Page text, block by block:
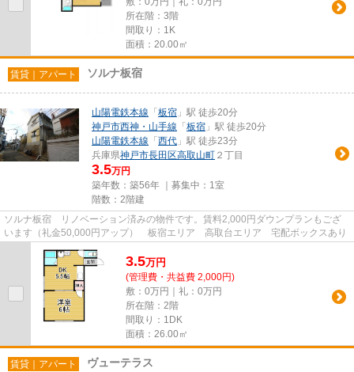
所在階：3階
間取り：1K
面積：20.00㎡
賃貸｜アパート ソルナ板宿
山陽電鉄本線 「 板宿 」駅 徒歩20分
神戸市西神・山手線 「 板宿 」駅 徒歩20分
山陽電鉄本線 「 西代 」駅 徒歩23分
兵庫県神戸市長田区高取山町 ２丁目
3.5万円
築年数：築56年 ｜募集中： 1室
階数：2階建
ソルナ板宿 リノベーション済みの物件です。賃料2,000円ダウンプランもござ
います（礼金50,000円アップ） 板宿エリア 高取台エリア 宅配ボックスあり
3.5万円
(管理費・共益費 2,000円)
敷：0万円｜礼：0万円
所在階：2階
間取り：1DK
面積：26.00㎡
賃貸｜アパート ヴューテラス